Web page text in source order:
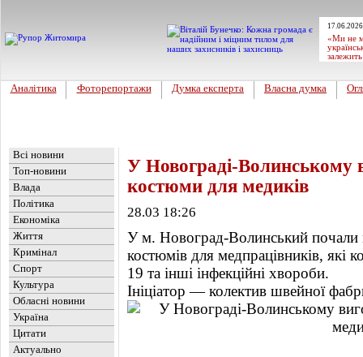
«Ми не
Аналітика Фоторепортажи Думка експерта Власна думка
Всі новини
Топ-новини
Влада
Політика
Економіка
Життя
Кримінал
Спорт
Культура
Обласні новини
Україна
Цитати
Актуально
У Новограді-Волинському
костюми для медиків
28.03 18:26
У м. Новоград-Волинський почали
костюмів для медпрацівників,
19 та інші інфекційні хвороби.
Ініціатор — колектив швейної